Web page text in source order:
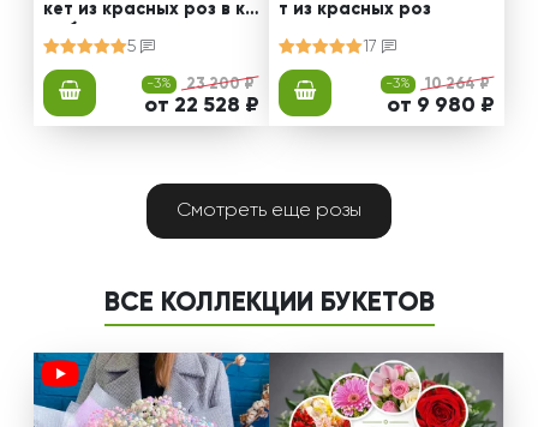
кет из красных роз в ко
робке
5
-3% 23 200 ₽
от 22 528 ₽
т из красных роз
17
-3% 10 264 ₽
от 9 980 ₽
Смотреть еще розы
ВСЕ КОЛЛЕКЦИИ БУКЕТОВ